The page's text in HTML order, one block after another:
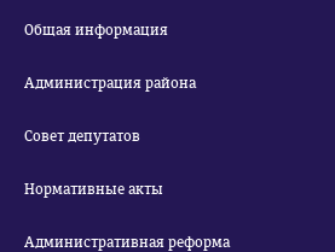
Общая информация
Администрация района
Совет депутатов
Нормативные акты
Административная реформа